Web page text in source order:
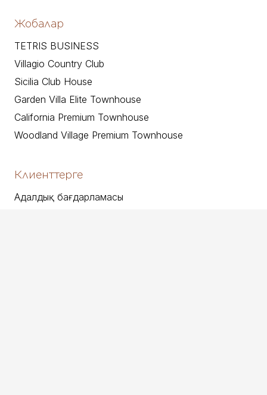
Жобалар
TETRIS BUSINESS
Villagio Country Club
Sicilia Club House
Garden Villa Elite Townhouse
California Premium Townhouse
Woodland Village Premium Townhouse
Клиенттерге
Адалдық бағдарламасы